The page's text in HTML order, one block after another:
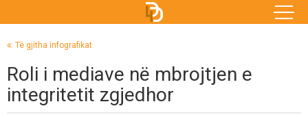
Të gjitha infografikat
Roli i mediave në mbrojtjen e
integritetit zgjedhor